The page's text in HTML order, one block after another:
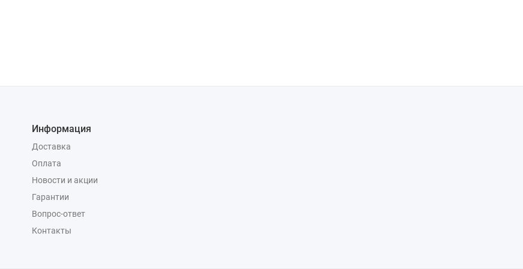
Информация
Доставка
Оплата
Новости и акции
Гарантии
Вопрос-ответ
Контакты